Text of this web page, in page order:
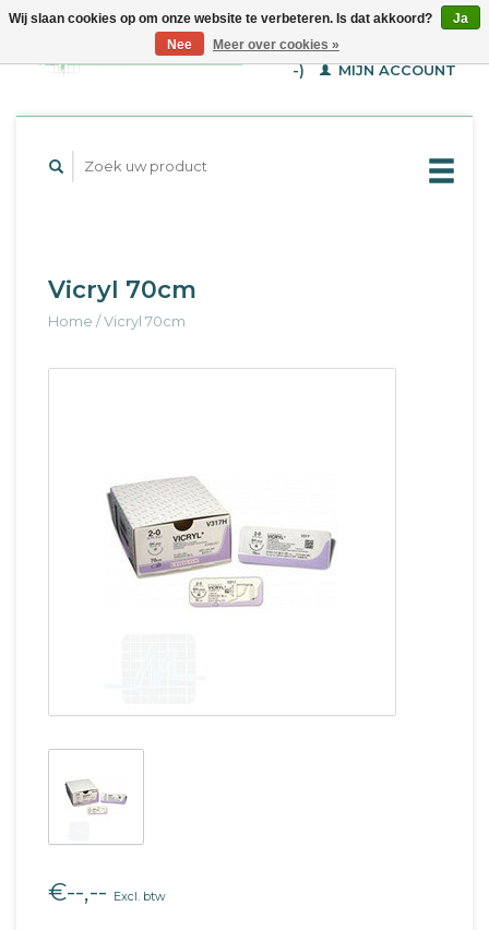
WINKELWAGEN (€--,-
-)
MIJN ACCOUNT
Vicryl 70cm
Home /Vicryl 70cm
€--,-- Excl. btw
Wij slaan cookies op om onze website te verbeteren. Is dat akkoord?
Ja
Nee
Meer over cookies »